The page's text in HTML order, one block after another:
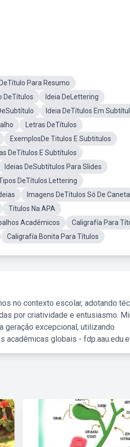
Para Resumo
DeTítulos
Ideia DeLettering
Ideia DeTítulos Em
Letras DeTítulos
ExemplosDe Titulos E Subtitulos
DeTítulos E Subtítulos
Ideias DeSubtítulos Para Slides
DeTítulos Lettering
Imagens DeTítulos Só De Caneta
Títulos Na APA
Acadêmicos
Caligrafía Para
Caligrafía Bonita Para Títulos
no contexto escolar, adotando
por criatividade e entusiasmo.
geração excepcional, utilizando
acadêmicas globais -